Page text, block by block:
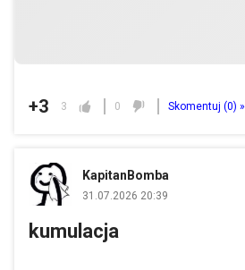
+3 3 0 Skomentuj (0) »
KapitanBomba
31.07.2026 20:39
kumulacja